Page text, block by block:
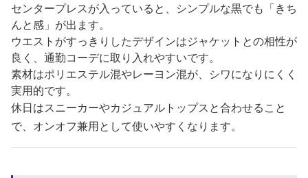
センタープレスが入っていると、シンプルな黒でも「きち
んと感」が出ます。
ウエストがすっきりしたデザインはジャケットとの相性が
良く、通勤コーデに取り入れやすいです。
素材はポリエステル混やレーヨン混が、シワになりにくく
実用的です。
休日はスニーカーやカジュアルトップスと合わせること
で、オンオフ兼用として使いやすくなります。